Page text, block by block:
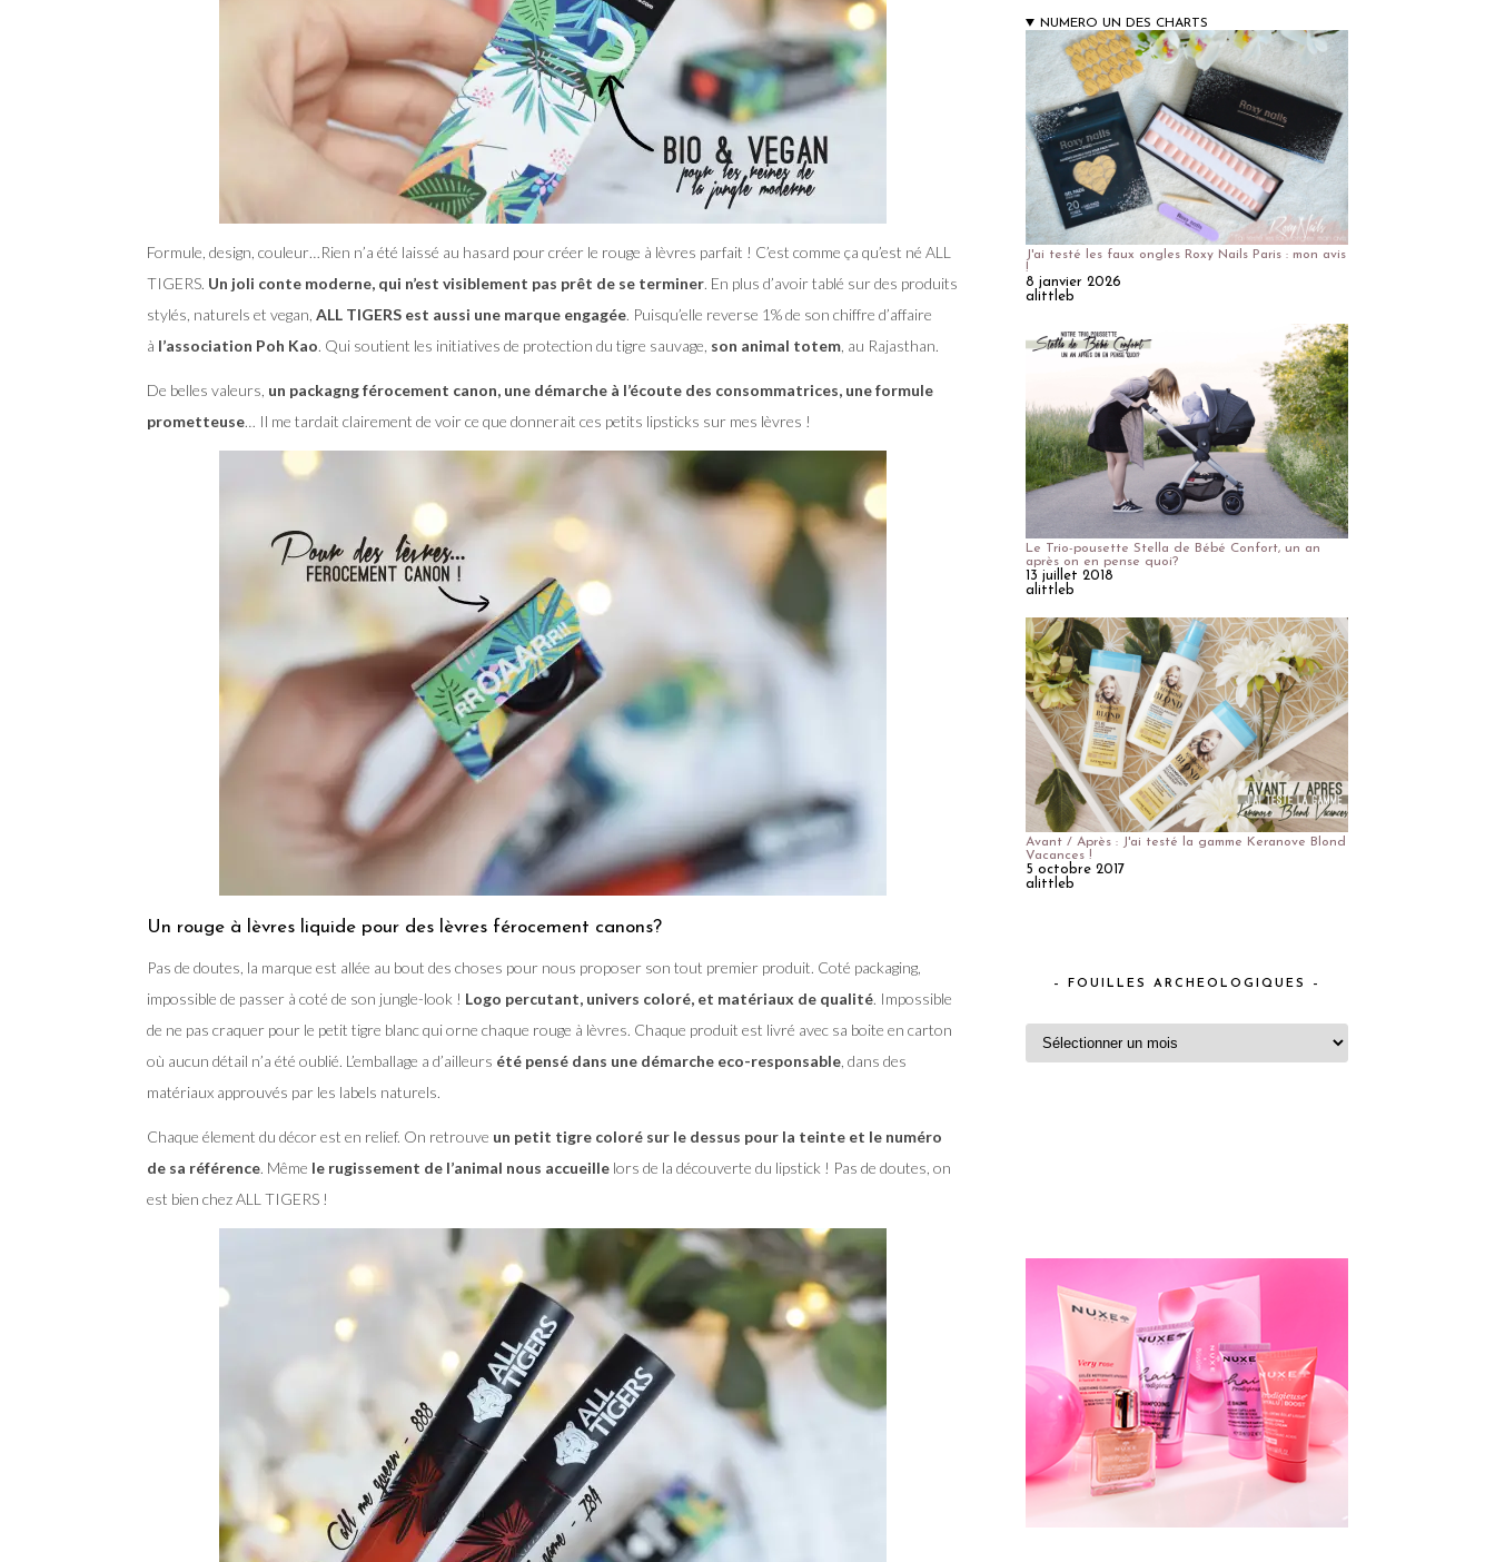
Formule, design, couleur…Rien n’a été laissé au hasard pour créer le rouge à lèvres parfait ! C’est comme ça qu’est né ALL
TIGERS. Un joli conte moderne, qui n’est visiblement pas prêt de se terminer. En plus d’avoir tablé sur des produits
stylés, naturels et vegan, ALL TIGERS est aussi une marque engagée. Puisqu’elle reverse 1% de son chiffre d’affaire
à l’association Poh Kao. Qui soutient les initiatives de protection du tigre sauvage, son animal totem , au Rajasthan.
De belles valeurs, un packagng férocement canon, une démarche à l’écoute des consommatrices, une formule
prometteuse… Il me tardait clairement de voir ce que donnerait ces petits lipsticks sur mes lèvres !
Un rouge à lèvres liquide pour des lèvres férocement canons?
Pas de doutes, la marque est allée au bout des choses pour nous proposer son tout premier produit. Coté packaging,
impossible de passer à coté de son jungle-look ! Logo percutant, univers coloré, et matériaux de qualité. Impossible
de ne pas craquer pour le petit tigre blanc qui orne chaque rouge à lèvres. Chaque produit est livré avec sa boite en carton
où aucun détail n’a été oublié. L’emballage a d’ailleurs été pensé dans une démarche eco-responsable , dans des
matériaux approuvés par les labels naturels.
Chaque élement du décor est en relief. On retrouve un petit tigre coloré sur le dessus pour la teinte et le numéro
de sa référence. Même le rugissement de l’animal nous accueille lors de la découverte du lipstick ! Pas de doutes, on
est bien chez ALL TIGERS !
NUMERO UN DES CHARTS
J'ai testé les faux ongles Roxy Nails Paris : mon avis
!
8 janvier 2026
alittleb
Le Trio-pousette Stella de Bébé Confort, un an
après on en pense quoi?
13 juillet 2018
alittleb
Avant / Après : J'ai testé la gamme Keranove Blond
Vacances !
5 octobre 2017
alittleb
– FOUILLES ARCHEOLOGIQUES –